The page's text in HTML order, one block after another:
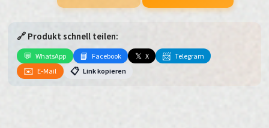
Menge
🔗 Produkt schnell teilen:
💬 WhatsApp 📘 Facebook 𝕏 X 📨 Telegram
✉️ E-Mail 📋 Link kopieren